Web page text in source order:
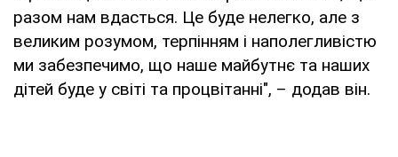
разом нам вдасться. Це буде нелегко, але з
великим розумом, терпінням і наполегливістю
ми забезпечимо, що наше майбутнє та наших
дітей буде у світі та процвітанні", – додав він.